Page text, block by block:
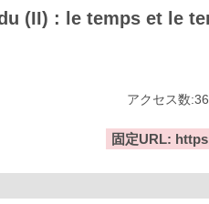
(II) : le temps et le
アクセス数:
固定URL: